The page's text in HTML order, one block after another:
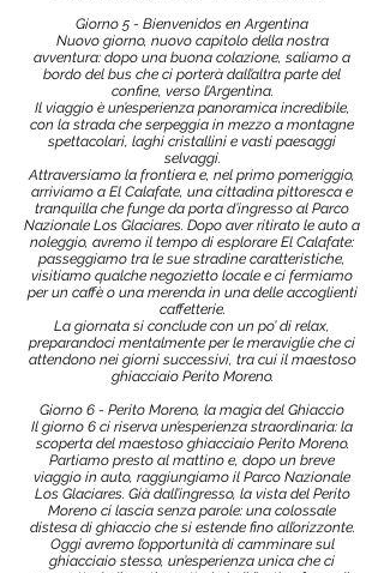
Giorno 5 - Bienvenidos en Argentina
Nuovo giorno, nuovo capitolo della nostra
avventura: dopo una buona colazione, saliamo a
bordo del bus che ci porterà dall’altra parte del
confine, verso l’Argentina.
Il viaggio è un’esperienza panoramica incredibile,
con la strada che serpeggia in mezzo a montagne
spettacolari, laghi cristallini e vasti paesaggi
selvaggi.
Attraversiamo la frontiera e, nel primo pomeriggio,
arriviamo a El Calafate, una cittadina pittoresca e
tranquilla che funge da porta d’ingresso al Parco
Nazionale Los Glaciares. Dopo aver ritirato le auto a
noleggio, avremo il tempo di esplorare El Calafate:
passeggiamo tra le sue stradine caratteristiche,
visitiamo qualche negozietto locale e ci fermiamo
per un caffè o una merenda in una delle accoglienti
caffetterie.
La giornata si conclude con un po’ di relax,
preparandoci mentalmente per le meraviglie che ci
attendono nei giorni successivi, tra cui il maestoso
ghiacciaio Perito Moreno.
Giorno 6 - Perito Moreno, la magia del Ghiaccio
Il giorno 6 ci riserva un’esperienza straordinaria: la
scoperta del maestoso ghiacciaio Perito Moreno.
Partiamo presto al mattino e, dopo un breve
viaggio in auto, raggiungiamo il Parco Nazionale
Los Glaciares. Già dall’ingresso, la vista del Perito
Moreno ci lascia senza parole: una colossale
distesa di ghiaccio che si estende fino all’orizzonte.
Oggi avremo l’opportunità di camminare sul
ghiacciaio stesso, un’esperienza unica che ci